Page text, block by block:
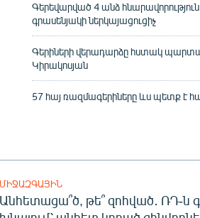
Գերեվարված 4 անձ
գրասենյակի ներկայացուցիչ
Գերիների վերադարձը հստակ
Կիրակոսյան
57 հայ ռազմագերիները ևս պետք է
ՄԻՋԱԶԳԱՅԻՆ
Անհետացա՞ծ, թե՞ զոհված․ ՌԴ-ն